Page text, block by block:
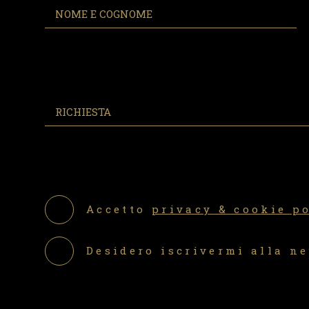
Accetto privacy & cookie
Desidero iscrivermi alla